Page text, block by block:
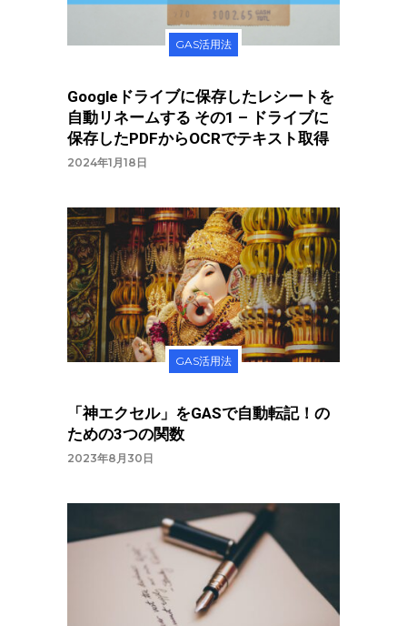
GAS活用法
Googleドライブに保存したレシートを
自動リネームする その1 – ドライブに
保存したPDFからOCRでテキスト取得
2024年1月18日
GAS活用法
「神エクセル」をGASで自動転記！の
ための3つの関数
2023年8月30日